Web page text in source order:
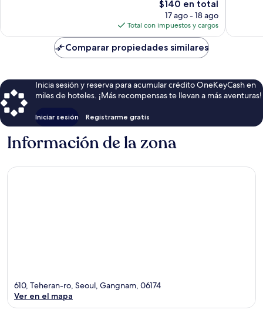
El
precio
actual
es
de
$140
$140 en total
17 ago - 18 ago
Total con impuestos y cargos
Comparar propiedades similares
Inicia sesión y reserva para acumular crédito OneKeyCash en
miles de hoteles. ¡Más recompensas te llevan a más aventuras!
Iniciar sesión Registrarme gratis
Información de la zona
610, Teheran-ro, Seoul, Gangnam, 06174
Ver en el mapa